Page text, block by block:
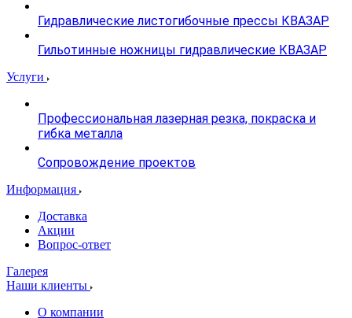
Гидравлические листогибочные прессы КВАЗАР
Гильотинные ножницы гидравлические КВАЗАР
Услуги
Профессиональная лазерная резка, покраска и
гибка металла
Сопровождение проектов
Информация
Доставка
Акции
Вопрос-ответ
Галерея
Наши клиенты
О компании